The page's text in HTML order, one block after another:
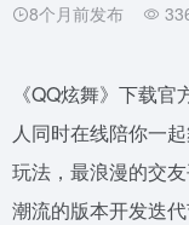
8个月前发布
《QQ炫舞》下载
人同时在线陪你一
玩法，最浪漫的交
潮流的版本开发迭